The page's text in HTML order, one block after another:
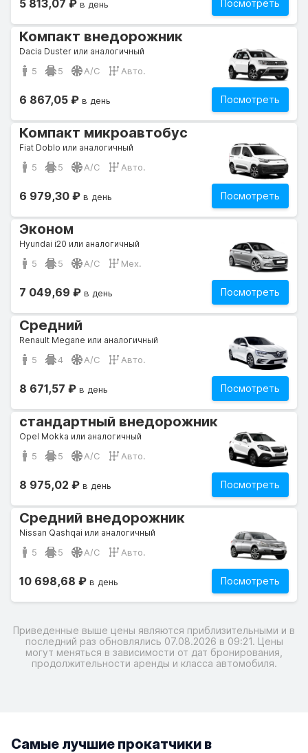
Посмотреть
5 813,07 ₽ в день
Компакт внедорожник
Dacia Duster или аналогичный
5 5 A/C Авто.
Посмотреть
6 867,05 ₽ в день
Компакт микроавтобус
Fiat Doblo или аналогичный
5 5 A/C Авто.
Посмотреть
6 979,30 ₽ в день
Эконом
Hyundai i20 или аналогичный
5 5 A/C Мех.
Посмотреть
7 049,69 ₽ в день
Средний
Renault Megane или аналогичный
5 4 A/C Авто.
Посмотреть
8 671,57 ₽ в день
стандартный внедорожник
Opel Mokka или аналогичный
5 5 A/C Авто.
Посмотреть
8 975,02 ₽ в день
Средний внедорожник
Nissan Qashqai или аналогичный
5 5 A/C Авто.
Посмотреть
10 698,68 ₽ в день
Приведенные выше цены являются приблизительными и в
последний раз обновлялись 07.08.2026 в 09:21. Цены
могут меняться в зависимости от дат бронирования,
продолжительности аренды и класса автомобиля.
Самые лучшие прокатчики в